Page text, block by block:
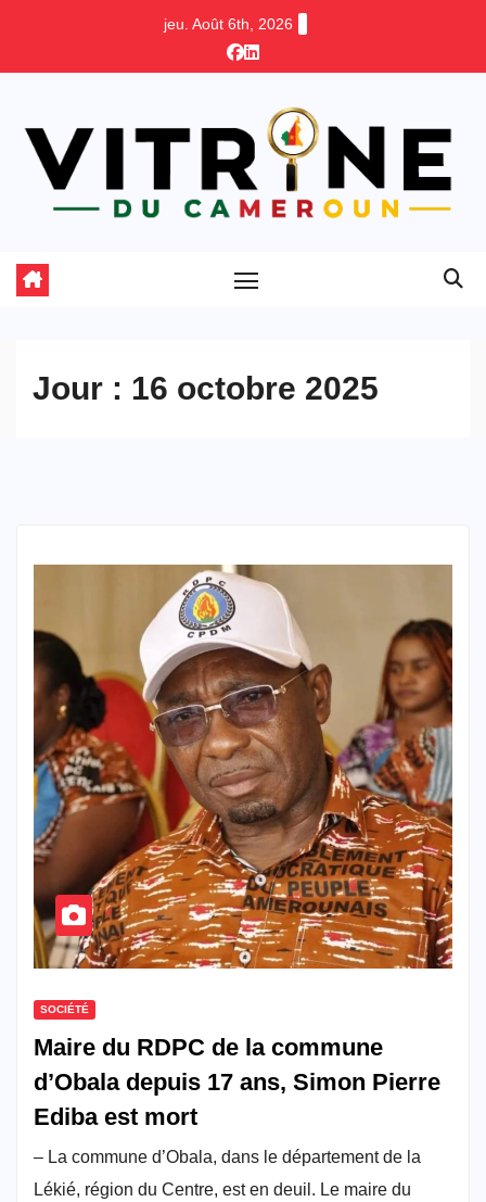
jeu. Août 6th, 2026
Jour : 16 octobre 2025
SOCIÉTÉ
Maire du RDPC de la commune
d’Obala depuis 17 ans, Simon Pierre
Ediba est mort
– La commune d’Obala, dans le département de la
Lékié, région du Centre, est en deuil. Le maire du